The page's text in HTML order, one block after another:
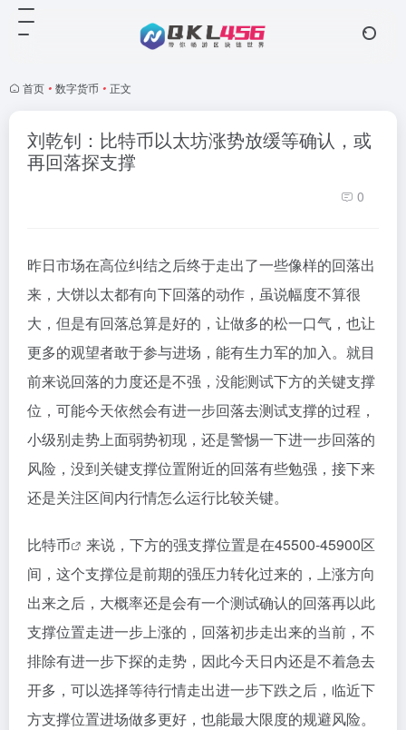
首页 • 数字货币 • 正文
刘乾钊：比特币以太坊涨势放缓等确认，或
再回落探支撑
0
昨日市场在高位纠结之后终于走出了一些像样的回落出
来，大饼以太都有向下回落的动作，虽说幅度不算很
大，但是有回落总算是好的，让做多的松一口气，也让
更多的观望者敢于参与进场，能有生力军的加入。就目
前来说回落的力度还是不强，没能测试下方的关键支撑
位，可能今天依然会有进一步回落去测试支撑的过程，
小级别走势上面弱势初现，还是警惕一下进一步回落的
风险，没到关键支撑位置附近的回落有些勉强，接下来
还是关注区间内行情怎么运行比较关键。
比特币
来说，下方的强支撑位置是在45500-45900区
间，这个支撑位是前期的强压力转化过来的，上涨方向
出来之后，大概率还是会有一个测试确认的回落再以此
支撑位置走进一步上涨的，回落初步走出来的当前，不
排除有进一步下探的走势，因此今天日内还是不着急去
开多，可以选择等待行情走出进一步下跌之后，临近下
方支撑位置进场做多更好，也能最大限度的规避风险。